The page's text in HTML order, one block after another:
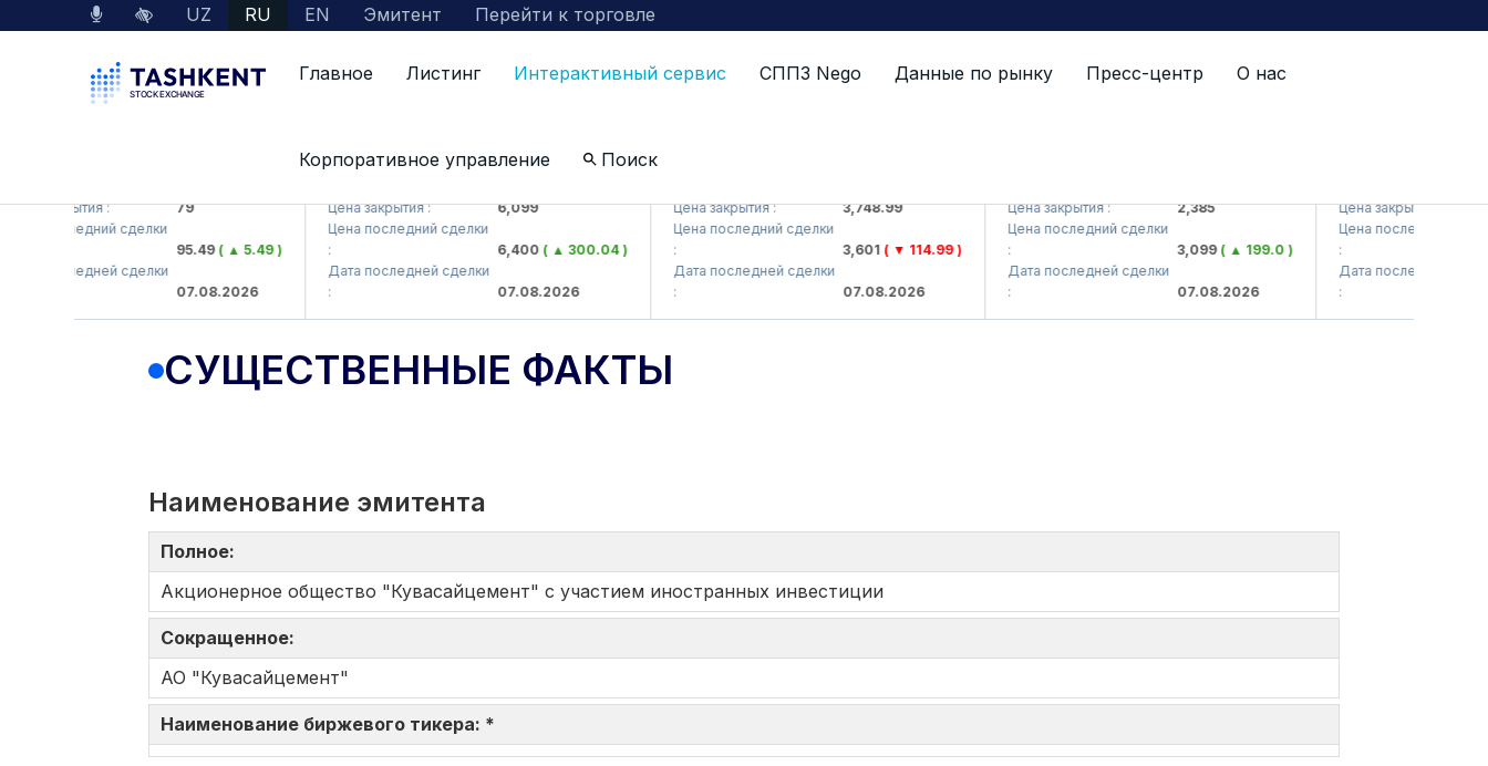
UZ RU EN Эмитент Перейти к торговле
Главное Листинг Интерактивный сервис СППЗ Nego Данные по рынку Пресс-центр О нас
Корпоративное управление Поиск
закрытия :
79
последний сделки
95.49( ▲ 5.49 )
последней сделки
07.08.2026
Цена закрытия :
6,099
Цена последний сделки
6,400( ▲ 300.04 )
Дата последней сделки
07.08.2026
Цена закрытия :
3,748.99
Цена последний сделки
3,601( ▼ 114.99 )
Дата последней сделки
07.08.2026
Цена закрытия :
2,385
Цена последний сделки
3,099( ▲ 199.0 )
Дата последней сделки
07.08.2026
Цена закрытия :
Цена последний сделки
Дата последней сделки
СУЩЕСТВЕННЫЕ ФАКТЫ
Наименование эмитента
Полное:
Акционерное общество "Кувасайцемент" с участием иностранных инвестиции
Сокращенное:
АО "Кувасайцемент"
Наименование биржевого тикера: *